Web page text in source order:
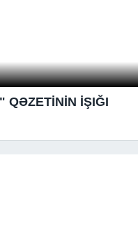
QƏZETİNİN İŞIĞI